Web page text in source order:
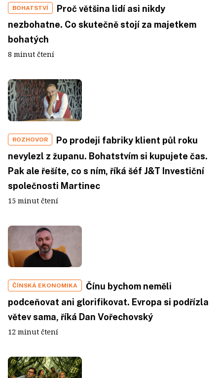
BOHATSTVÍ
Proč většina lidí asi nikdy
nezbohatne. Co skutečně stojí za majetkem
bohatých
8 minut čtení
ROZHOVOR
Po prodeji fabriky klient půl roku
nevylezl z županu. Bohatstvím si kupujete čas.
Pak ale řešíte, co s ním, říká šéf J&T Investiční
společnosti Martinec
15 minut čtení
ČÍNSKÁ EKONOMIKA
Čínu bychom neměli
podceňovat ani glorifikovat. Evropa si podřízla
větev sama, říká Dan Vořechovský
12 minut čtení